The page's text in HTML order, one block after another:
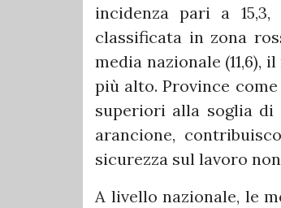
incidenza pari a
classificata in zona
media nazionale
più alto. Province come
superiori alla soglia di
arancione,
sicurezza sul lavoro
A livello nazionale, le